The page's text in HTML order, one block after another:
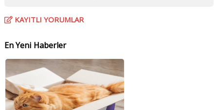
KAYITLI YORUMLAR
En Yeni Haberler